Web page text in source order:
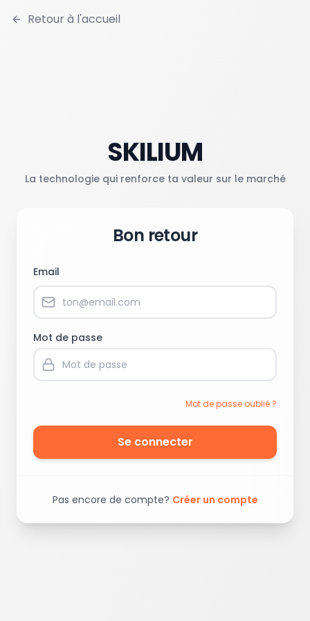
Retour à l'accueil
SKILIUM
La technologie qui renforce ta valeur sur le marché
Bon retour
Email
Mot de passe
Mot de passe oublié ?
Se connecter
Pas encore de compte? Créer un compte